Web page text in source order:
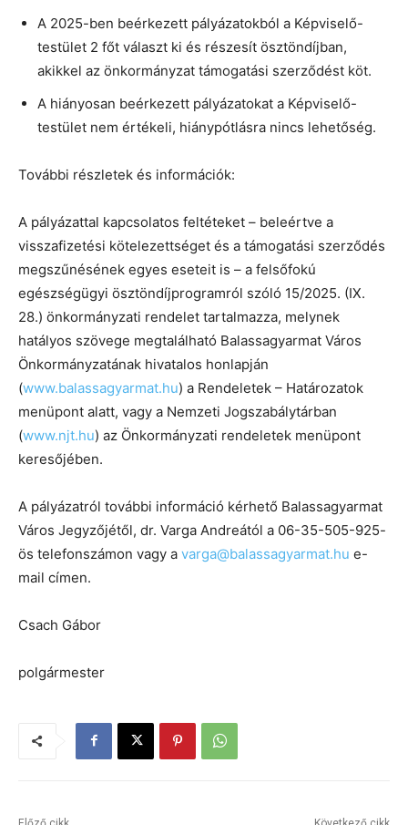
A 2025-ben beérkezett pályázatokból a Képviselő-
testület 2 főt választ ki és részesít ösztöndíjban,
akikkel az önkormányzat támogatási szerződést köt.
A hiányosan beérkezett pályázatokat a Képviselő-
testület nem értékeli, hiánypótlásra nincs lehetőség.
További részletek és információk:
A pályázattal kapcsolatos feltéteket – beleértve a
visszafizetési kötelezettséget és a támogatási szerződés
megszűnésének egyes eseteit is – a felsőfokú
egészségügyi ösztöndíjprogramról szóló 15/2025. (IX.
28.) önkormányzati rendelet tartalmazza, melynek
hatályos szövege megtalálható Balassagyarmat Város
Önkormányzatának hivatalos honlapján
(www.balassagyarmat.hu) a Rendeletek – Határozatok
menüpont alatt, vagy a Nemzeti Jogszabálytárban
(www.njt.hu) az Önkormányzati rendeletek menüpont
keresőjében.
A pályázatról további információ kérhető Balassagyarmat
Város Jegyzőjétől, dr. Varga Andreától a 06-35-505-925-
ös telefonszámon vagy a varga@balassagyarmat.hu e-
mail címen.
Csach Gábor
polgármester